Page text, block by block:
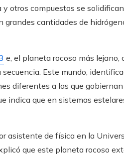
y otros compuestos se
cantidades de
e, el planeta rocoso más
Este mundo,
diferentes a las que
indica que en sistemas
asistente de física en la
que este planeta rocoso